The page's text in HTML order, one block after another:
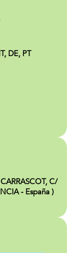
DE, PT
C/
- España )